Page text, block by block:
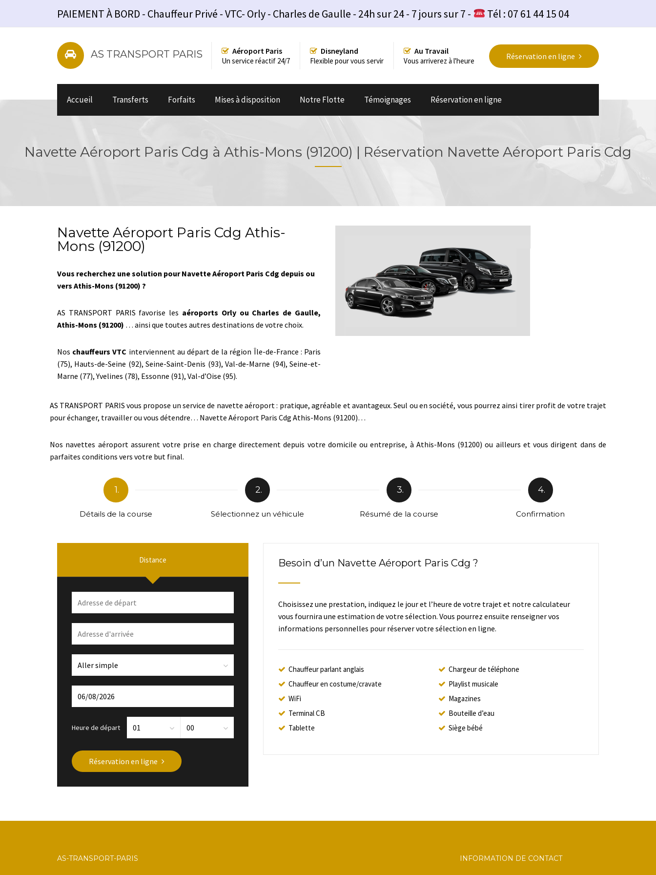
PAIEMENT À BORD - Chauffeur Privé - VTC- Orly - Charles de Gaulle - 24h sur 24 - 7 jours sur 7 - Tél : 07 61 44 15 04
AS TRANSPORT PARIS Réservation en ligne
Aéroport Paris
Un service réactif 24/7
Disneyland
Flexible pour vous servir
Au Travail
Vous arriverez à l'heure
Accueil Transferts Forfaits Mises à disposition Notre Flotte Témoignages Réservation en ligne
Navette Aéroport Paris Cdg à Athis-Mons (91200) | Réservation Navette Aéroport Paris Cdg
Navette Aéroport Paris Cdg Athis-
Mons (91200)
Vous recherchez une solution pour Navette Aéroport Paris Cdg depuis ou
vers Athis-Mons (91200) ?
AS TRANSPORT PARIS favorise les aéroports Orly ou Charles de Gaulle,
Athis-Mons (91200) … ainsi que toutes autres destinations de votre choix.
Nos chauffeurs VTC interviennent au départ de la région Île-de-France : Paris
(75), Hauts-de-Seine (92), Seine-Saint-Denis (93), Val-de-Marne (94), Seine-et-
Marne (77), Yvelines (78), Essonne (91), Val-d’Oise (95).
AS TRANSPORT PARIS vous propose un service de navette aéroport : pratique, agréable et avantageux. Seul ou en société, vous pourrez ainsi tirer profit de votre trajet
pour échanger, travailler ou vous détendre… Navette Aéroport Paris Cdg Athis-Mons (91200)…
Nos navettes aéroport assurent votre prise en charge directement depuis votre domicile ou entreprise, à Athis-Mons (91200) ou ailleurs et vous dirigent dans de
parfaites conditions vers votre but final.
1.
Détails de la course
2.
Sélectionnez un véhicule
3.
Résumé de la course
4.
Confirmation
Distance
Heure de départ
Réservation en ligne
Besoin d’un Navette Aéroport Paris Cdg ?
Choisissez une prestation, indiquez le jour et l’heure de votre trajet et notre calculateur
vous fournira une estimation de votre sélection. Vous pourrez ensuite renseigner vos
informations personnelles pour réserver votre sélection en ligne.
Chauffeur parlant anglais
Chauffeur en costume/cravate
WiFi
Terminal CB
Tablette
Chargeur de téléphone
Playlist musicale
Magazines
Bouteille d’eau
Siège bébé
AS-TRANSPORT-PARIS INFORMATION DE CONTACT